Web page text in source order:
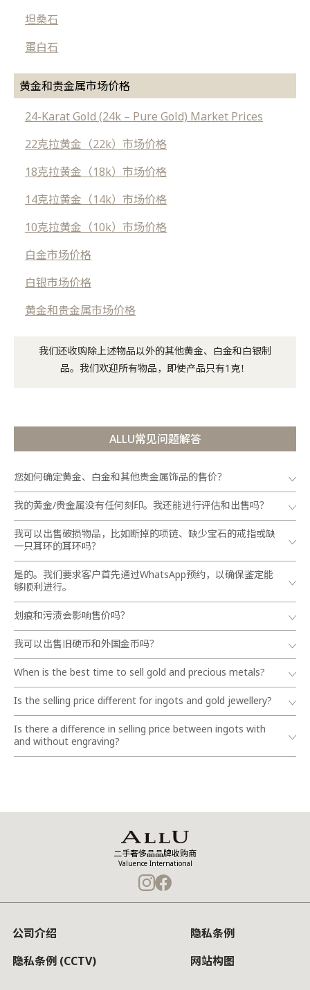
坦桑石
蛋白石
黄金和贵金属市场价格
24-Karat Gold (24k – Pure Gold) Market Prices
22克拉黄金（22k）市场价格
18克拉黄金（18k）市场价格
14克拉黄金（14k）市场价格
10克拉黄金（10k）市场价格
白金市场价格
白银市场价格
黄金和贵金属市场价格
我们还收购除上述物品以外的其他黄金、白金和白银制
品。我们欢迎所有物品，即使产品只有1克！
ALLU常见问题解答
您如何确定黄金、白金和其他贵金属饰品的售价？
我的黄金/贵金属没有任何刻印。我还能进行评估和出售吗？
我可以出售破损物品，比如断掉的项链、缺少宝石的戒指或缺
一只耳环的耳环吗？
是的。我们要求客户首先通过WhatsApp预约，以确保鉴定能
够顺利进行。
划痕和污渍会影响售价吗？
我可以出售旧硬币和外国金币吗？
When is the best time to sell gold and precious metals?
Is the selling price different for ingots and gold jewellery?
Is there a difference in selling price between ingots with
and without engraving?
二手奢侈品品牌收购商
Valuence International
公司介绍
隐私条例
隐私条例 (CCTV)
网站构图